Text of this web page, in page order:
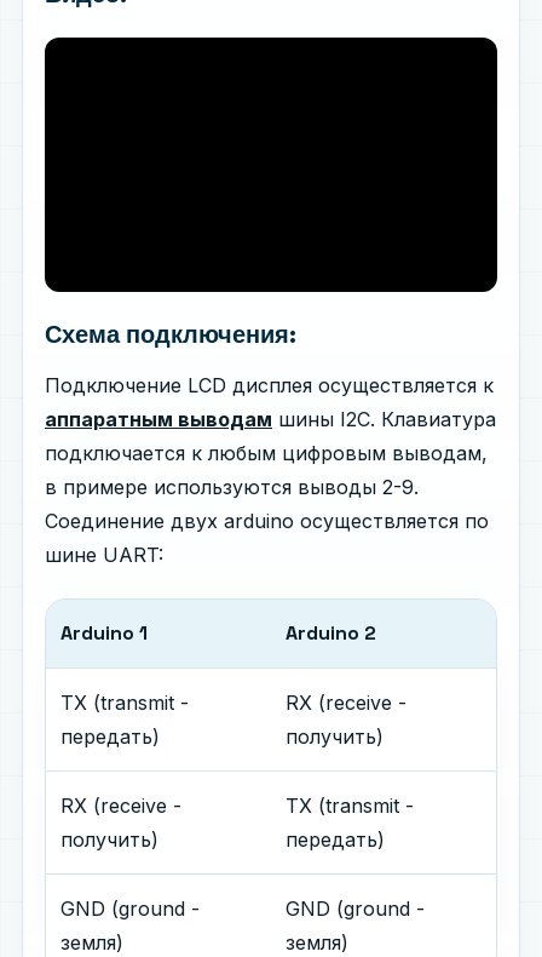
Схема подключения:
Подключение LCD дисплея осуществляется к
аппаратным выводам шины I2C. Клавиатура
подключается к любым цифровым выводам,
в примере используются выводы 2-9.
Соединение двух arduino осуществляется по
шине UART:
Arduino 1 Arduino 2
TX (transmit -
передать)
RX (receive -
получить)
RX (receive -
получить)
TX (transmit -
передать)
GND (ground -
земля)
GND (ground -
земля)